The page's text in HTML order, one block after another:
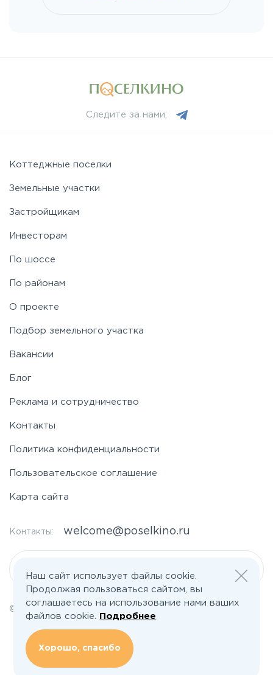
Следите за нами:
Коттеджные поселки
Земельные участки
Застройщикам
Инвесторам
По шоссе
По районам
О проекте
Подбор земельного участка
Вакансии
Блог
Реклама и сотрудничество
Контакты
Политика конфиденциальности
Пользовательское соглашение
Карта сайта
Контакты: welcome@poselkino.ru
© 2026 Все права защищены | poselkino.ru
ИП Маслов Дмитрий Валерьевич
ИНН 503406273833
+79647266008
142613, Московская область, Орехово-Зуево, ул. Северная, д.14, кв.145
Наш сайт использует файлы cookie.
Продолжая пользоваться сайтом, вы
соглашаетесь на использование нами ваших
файлов cookie.
Подробнее
Хорошо, спасибо